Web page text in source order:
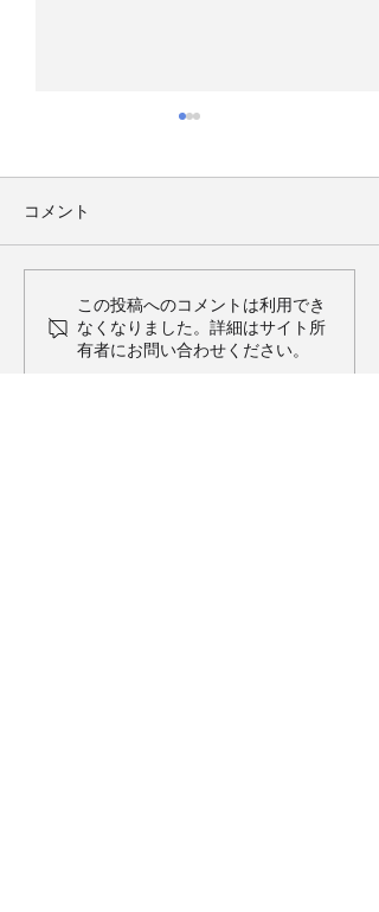
第81回九州合唱コンクール福
岡県大会 会期：2026年（令和
場所：石橋文化ホール(1,077
席） 久留米市野中町1015 標
記大会の審査結果をお知らせ
いたします。
コメント
この投稿へのコメントは利用でき
なくなりました。詳細はサイト所
有者にお問い合わせください。